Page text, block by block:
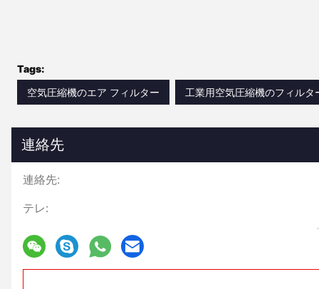
Tags:
空気圧縮機のエア フィルター
工業用空気圧縮機のフィルタ
連絡先
連絡先:
テレ: